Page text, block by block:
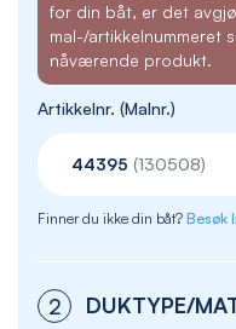
for din båt, er det
mal-/artikkelnummeret
nåværende produkt.
Artikkelnr. (Malnr.)
Finner du ikke din båt? Besøk
44395 (130508)
2 DUKTYPE/